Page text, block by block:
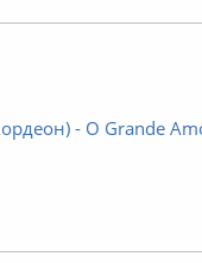
- O Grande